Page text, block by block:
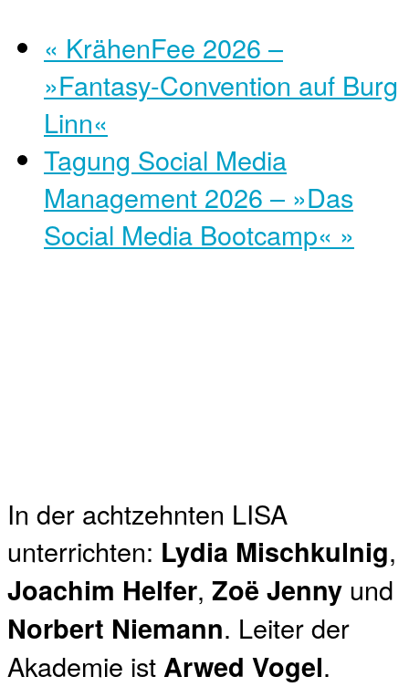
« KrähenFee 2026 –
»Fantasy-Convention auf Burg
Linn«
Tagung Social Media
Management 2026 – »Das
Social Media Bootcamp« »
In der achtzehnten LISA
unterrichten: Lydia Mischkulnig,
Joachim Helfer, Zoë Jenny und
Norbert Niemann. Leiter der
Akademie istArwed Vogel.